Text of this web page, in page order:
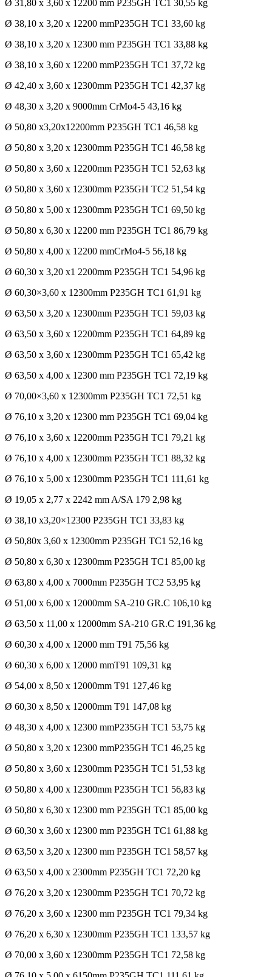
Ø 31,80 x 3,60 x 12200 mm P235GH TC1 30,55 kg
Ø 38,10 x 3,20 x 12200 mmP235GH TC1 33,60 kg
Ø 38,10 x 3,20 x 12300 mm P235GH TC1 33,88 kg
Ø 38,10 x 3,60 x 12200 mmP235GH TC1 37,72 kg
Ø 42,40 x 3,60 x 12300mm P235GH TC1 42,37 kg
Ø 48,30 x 3,20 x 9000mm CrMo4-5 43,16 kg
Ø 50,80 x3,20x12200mm P235GH TC1 46,58 kg
Ø 50,80 x 3,20 x 12300mm P235GH TC1 46,58 kg
Ø 50,80 x 3,60 x 12200mm P235GH TC1 52,63 kg
Ø 50,80 x 3,60 x 12300mm P235GH TC2 51,54 kg
Ø 50,80 x 5,00 x 12300mm P235GH TC1 69,50 kg
Ø 50,80 x 6,30 x 12200 mm P235GH TC1 86,79 kg
Ø 50,80 x 4,00 x 12200 mmCrMo4-5 56,18 kg
Ø 60,30 x 3,20 x1 2200mm P235GH TC1 54,96 kg
Ø 60,30×3,60 x 12300mm P235GH TC1 61,91 kg
Ø 63,50 x 3,20 x 12300mm P235GH TC1 59,03 kg
Ø 63,50 x 3,60 x 12200mm P235GH TC1 64,89 kg
Ø 63,50 x 3,60 x 12300mm P235GH TC1 65,42 kg
Ø 63,50 x 4,00 x 12300 mm P235GH TC1 72,19 kg
Ø 70,00×3,60 x 12300mm P235GH TC1 72,51 kg
Ø 76,10 x 3,20 x 12300 mm P235GH TC1 69,04 kg
Ø 76,10 x 3,60 x 12200mm P235GH TC1 79,21 kg
Ø 76,10 x 4,00 x 12300mm P235GH TC1 88,32 kg
Ø 76,10 x 5,00 x 12300mm P235GH TC1 111,61 kg
Ø 19,05 x 2,77 x 2242 mm A/SA 179 2,98 kg
Ø 38,10 x3,20×12300 P235GH TC1 33,83 kg
Ø 50,80x 3,60 x 12300mm P235GH TC1 52,16 kg
Ø 50,80 x 6,30 x 12300mm P235GH TC1 85,00 kg
Ø 63,80 x 4,00 x 7000mm P235GH TC2 53,95 kg
Ø 51,00 x 6,00 x 12000mm SA-210 GR.C 106,10 kg
Ø 63,50 x 11,00 x 12000mm SA-210 GR.C 191,36 kg
Ø 60,30 x 4,00 x 12000 mm T91 75,56 kg
Ø 60,30 x 6,00 x 12000 mmT91 109,31 kg
Ø 54,00 x 8,50 x 12000mm T91 127,46 kg
Ø 60,30 x 8,50 x 12000mm T91 147,08 kg
Ø 48,30 x 4,00 x 12300 mmP235GH TC1 53,75 kg
Ø 50,80 x 3,20 x 12300 mmP235GH TC1 46,25 kg
Ø 50,80 x 3,60 x 12300mm P235GH TC1 51,53 kg
Ø 50,80 x 4,00 x 12300mm P235GH TC1 56,83 kg
Ø 50,80 x 6,30 x 12300 mm P235GH TC1 85,00 kg
Ø 60,30 x 3,60 x 12300 mm P235GH TC1 61,88 kg
Ø 63,50 x 3,20 x 12300 mm P235GH TC1 58,57 kg
Ø 63,50 x 4,00 x 2300mm P235GH TC1 72,20 kg
Ø 76,20 x 3,20 x 12300mm P235GH TC1 70,72 kg
Ø 76,20 x 3,60 x 12300 mm P235GH TC1 79,34 kg
Ø 76,20 x 6,30 x 12300mm P235GH TC1 133,57 kg
Ø 70,00 x 3,60 x 12300mm P235GH TC1 72,58 kg